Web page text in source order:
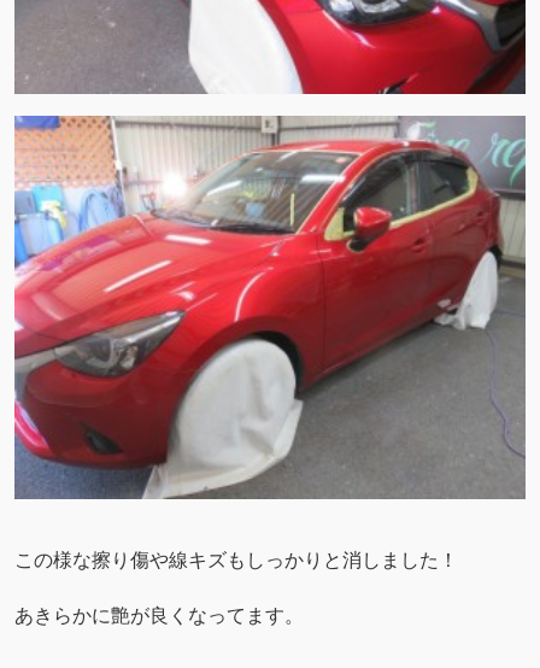
この様な擦り傷や線キズもしっかりと消しました！
あきらかに艶が良くなってます。